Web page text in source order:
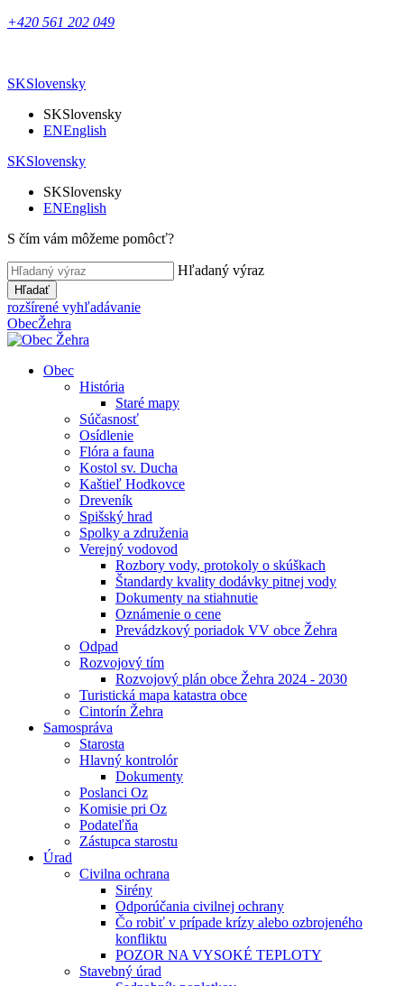
+420 561 202 049
SKSlovensky
SKSlovensky
ENEnglish
SKSlovensky
SKSlovensky
ENEnglish
S čím vám môžeme pomôcť?
Hľadaný výraz
Hľadať
rozšírené vyhľadávanie
ObecŽehra
Obec
História
Staré mapy
Súčasnosť
Osídlenie
Flóra a fauna
Kostol sv. Ducha
Kaštieľ Hodkovce
Dreveník
Spišský hrad
Spolky a združenia
Verejný vodovod
Rozbory vody, protokoly o skúškach
Štandardy kvality dodávky pitnej vody
Dokumenty na stiahnutie
Oznámenie o cene
Prevádzkový poriadok VV obce Žehra
Odpad
Rozvojový tím
Rozvojový plán obce Žehra 2024 - 2030
Turistická mapa katastra obce
Cintorín Žehra
Samospráva
Starosta
Hlavný kontrolór
Dokumenty
Poslanci Oz
Komisie pri Oz
Podateľňa
Zástupca starostu
Úrad
Civilna ochrana
Sirény
Odporúčania civilnej ochrany
Čo robiť v prípade krízy alebo ozbrojeného
konfliktu
POZOR NA VYSOKÉ TEPLOTY
Stavebný úrad